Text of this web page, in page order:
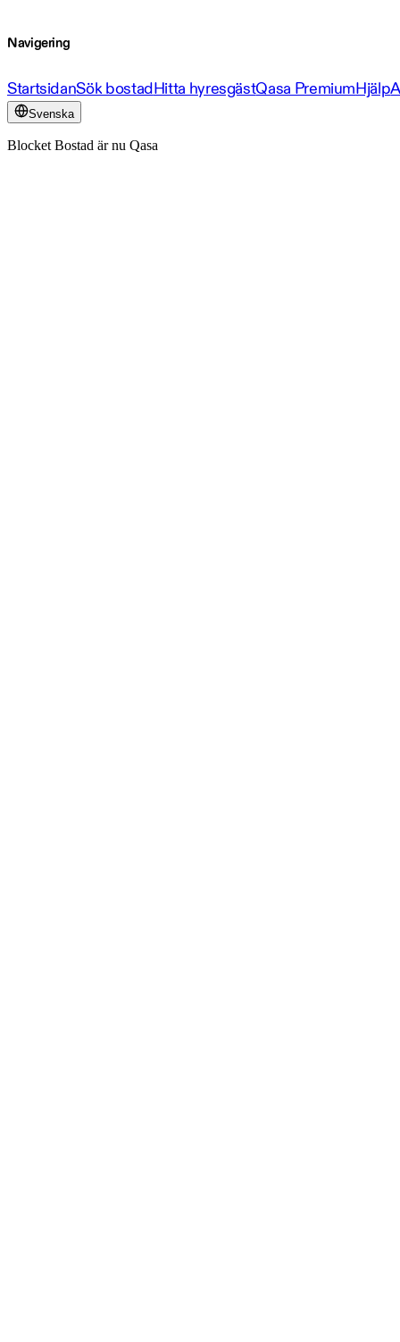
Navigering
StartsidanSök bostadHitta hyresgästQasa PremiumHjälp
Svenska
Blocket Bostad är nu Qasa